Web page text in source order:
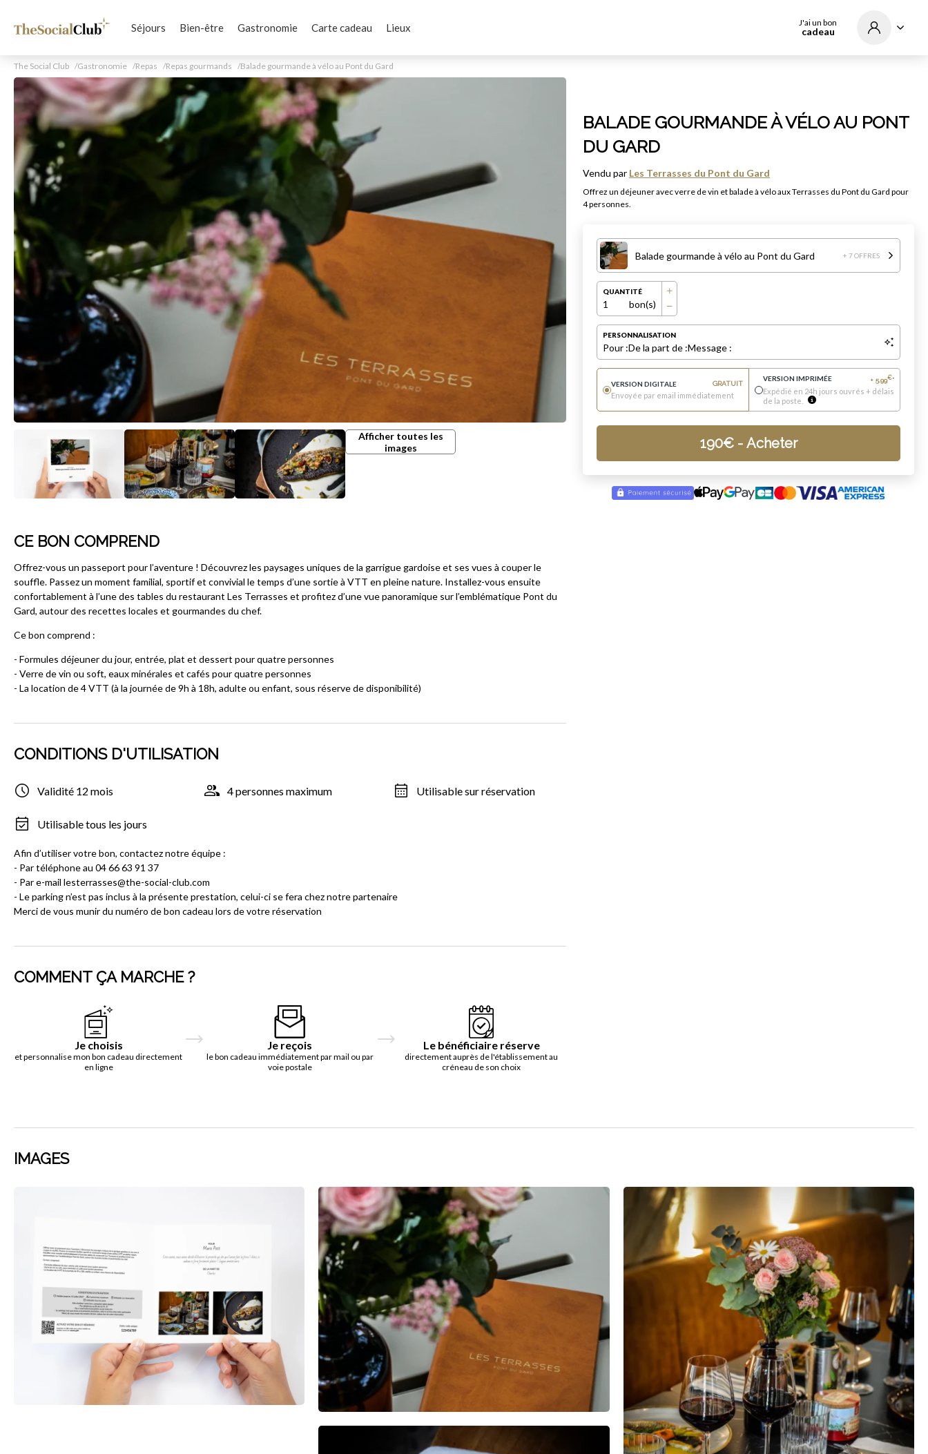
Séjours Bien-être Gastronomie Carte cadeau Lieux J'ai un bon
cadeau
The Social Club Gastronomie Repas Repas gourmands Balade gourmande à vélo au Pont du Gard
Afficher toutes les
images
BALADE GOURMANDE À VÉLO AU PONT
DU GARD
Vendu par Les Terrasses du Pont du Gard
Offrez un déjeuner avec verre de vin et balade à vélo aux Terrasses du Pont du Gard pour
4 personnes.
Balade gourmande à vélo au Pont du Gard + 7 OFFRES
QUANTITÉ
1 bon(s)
PERSONNALISATION
Pour :De la part de :Message :
VERSION DIGITALE GRATUIT
Envoyée par email immédiatement
VERSION IMPRIMÉE + 5.99€*
Expédié en 24h jours ouvrés + délais
de la poste.
190€- Acheter
CE BON COMPREND
Offrez-vous un passeport pour l’aventure ! Découvrez les paysages uniques de la garrigue gardoise et ses vues à couper le
souffle. Passez un moment familial, sportif et convivial le temps d’une sortie à VTT en pleine nature. Installez-vous ensuite
confortablement à l’une des tables du restaurant Les Terrasses et profitez d’une vue panoramique sur l’emblématique Pont du
Gard, autour des recettes locales et gourmandes du chef.
Ce bon comprend :
- Formules déjeuner du jour, entrée, plat et dessert pour quatre personnes
- Verre de vin ou soft, eaux minérales et cafés pour quatre personnes
- La location de 4 VTT (à la journée de 9h à 18h, adulte ou enfant, sous réserve de disponibilité)
CONDITIONS D'UTILISATION
Validité 12 mois 4 personnes maximum Utilisable sur réservation
Utilisable tous les jours
Afin d’utiliser votre bon, contactez notre équipe :
- Par téléphone au 04 66 63 91 37
- Par e-mail lesterrasses@the-social-club.com
- Le parking n’est pas inclus à la présente prestation, celui-ci se fera chez notre partenaire
Merci de vous munir du numéro de bon cadeau lors de votre réservation
COMMENT ÇA MARCHE ?
Je choisis
et personnalise mon bon cadeau directement
en ligne
Je reçois
le bon cadeau immédiatement par mail ou par
voie postale
Le bénéficiaire réserve
directement auprès de l'établissement au
créneau de son choix
IMAGES